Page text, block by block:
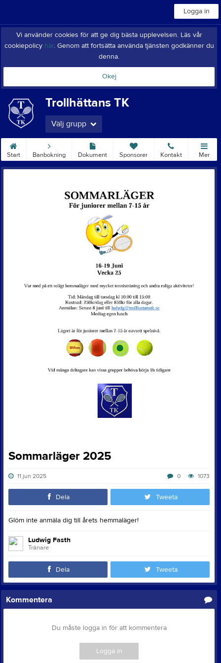
Logga in
Vi använder cookies för att ge dig bästa upplevelsen. Läs vår
cookiepolicy här. Genom att fortsätta använda tjänsten godkänner du
denna.
Okej
Trollhättans TK
Välj grupp
Start Banbokning Dokument Sponsorer Kontakt Mer
Sommarläger 2025
11 jun 2025 1073
0
Dela Tweeta
Glöm inte anmäla dig till årets hemmaläger!
Ludwig Fasth
Tränare
Dela Tweeta
Kommentera
Du måste logga in för att kommentera
Logga in